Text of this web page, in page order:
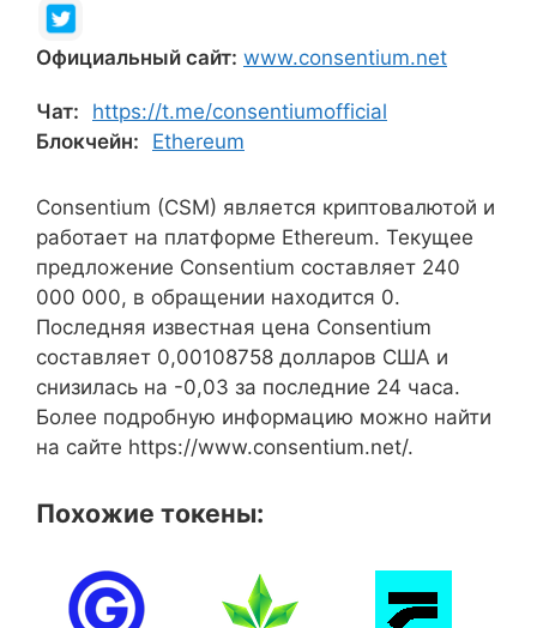
Официальный сайт: www.consentium.net
Чат:
https://t.me/consentiumofficial
Блокчейн:
Ethereum
Consentium (CSM) является криптовалютой и
работает на платформе Ethereum. Текущее
предложение Consentium составляет 240
000 000, в обращении находится 0.
Последняя известная цена Consentium
составляет 0,00108758 долларов США и
снизилась на -0,03 за последние 24 часа.
Более подробную информацию можно найти
на сайте https://www.consentium.net/.
Похожие токены: